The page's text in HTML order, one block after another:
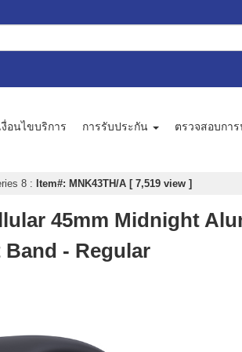
งื่อนไขบริการ การรับประกัน ตรวจสอบกา
8 : Item#: MNK43TH/A [ 7,519 view ]
45mm Midnight
- Regular